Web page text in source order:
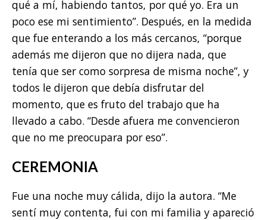
qué a mí, habiendo tantos, por qué yo. Era un
poco ese mi sentimiento”. Después, en la medida
que fue enterando a los más cercanos, “porque
además me dijeron que no dijera nada, que
tenía que ser como sorpresa de misma noche”, y
todos le dijeron que debía disfrutar del
momento, que es fruto del trabajo que ha
llevado a cabo. “Desde afuera me convencieron
que no me preocupara por eso”.
CEREMONIA
Fue una noche muy cálida, dijo la autora. “Me
sentí muy contenta, fui con mi familia y apareció